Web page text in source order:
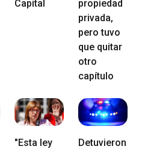
Capital
propiedad
privada,
pero tuvo
que quitar
otro
capítulo
"Esta ley
Detuvieron